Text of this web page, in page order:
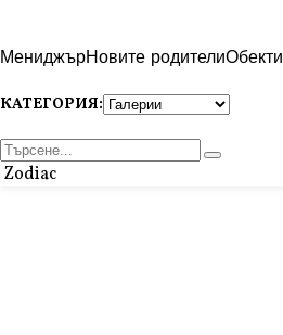
МениджърНовите родителиОбекти
КАТЕГОРИЯ:
Zodiac